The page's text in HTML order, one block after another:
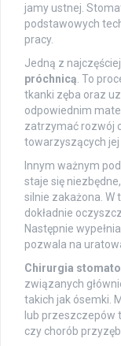
jamy ustnej.
podstawowych
pracy.
Jedną z
próchnicą . To
tkanki zęba oraz
odpowiednim
zatrzymać rozwój
towarzyszących jej
Innym ważnym
staje się
silnie zakażona.
dokładnie
Następnie
pozwala na
Chirurgia
związanych
takich jak ósemki.
lub przeszczepów
czy chorób